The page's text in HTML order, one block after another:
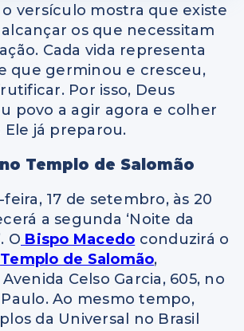
o versículo mostra que existe
os que necessitam
Cada vida representa
que germinou e cresceu,
Por isso, Deus
povo a agir agora e colher
já preparou.
Templo de Salomão
17 de setembro, às 20
a segunda ‘Noite da
O Bispo Macedo conduzirá o
Templo de Salomão,
Celso Garcia, 605, no
Paulo. Ao mesmo tempo,
da Universal no Brasil